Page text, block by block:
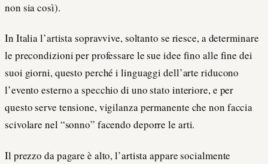
non sia così).
In Italia l’artista sopravvive, soltanto se riesce, a determinare
le precondizioni per professare le sue idee fino alle fine dei
suoi giorni, questo perché i linguaggi dell’arte riducono
l’evento esterno a specchio di uno stato interiore, e per
questo serve tensione, vigilanza permanente che non faccia
scivolare nel “sonno” facendo deporre le arti.
Il prezzo da pagare è alto, l’artista appare socialmente